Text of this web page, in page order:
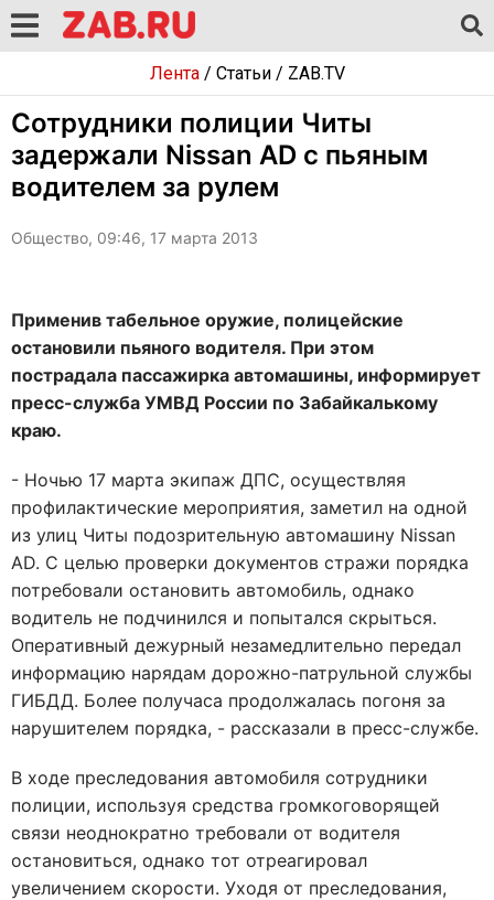
Лента/ Статьи/ ZAB.TV
Сотрудники полиции Читы
задержали Nissan AD с пьяным
водителем за рулем
Общество, 09:46, 17 марта 2013
Применив табельное оружие, полицейские
остановили пьяного водителя. При этом
пострадала пассажирка автомашины, информирует
пресс-служба УМВД России по Забайкалькому
краю.
- Ночью 17 марта экипаж ДПС, осуществляя
профилактические мероприятия, заметил на одной
из улиц Читы подозрительную автомашину Nissan
AD. С целью проверки документов стражи порядка
потребовали остановить автомобиль, однако
водитель не подчинился и попытался скрыться.
Оперативный дежурный незамедлительно передал
информацию нарядам дорожно-патрульной службы
ГИБДД. Более получаса продолжалась погоня за
нарушителем порядка, - рассказали в пресс-службе.
В ходе преследования автомобиля сотрудники
полиции, используя средства громкоговорящей
связи неоднократно требовали от водителя
остановиться, однако тот отреагировал
увеличением скорости. Уходя от преследования,